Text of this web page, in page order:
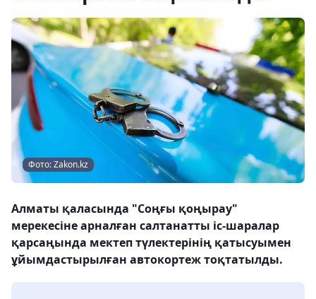
Фото: Zakon.kz
Алматы қаласында "Соңғы қоңырау"
мерекесіне арналған салтанатты іс-шаралар
қарсаңында мектеп түлектерінің қатысуымен
ұйымдастырылған автокортеж тоқтатылды.